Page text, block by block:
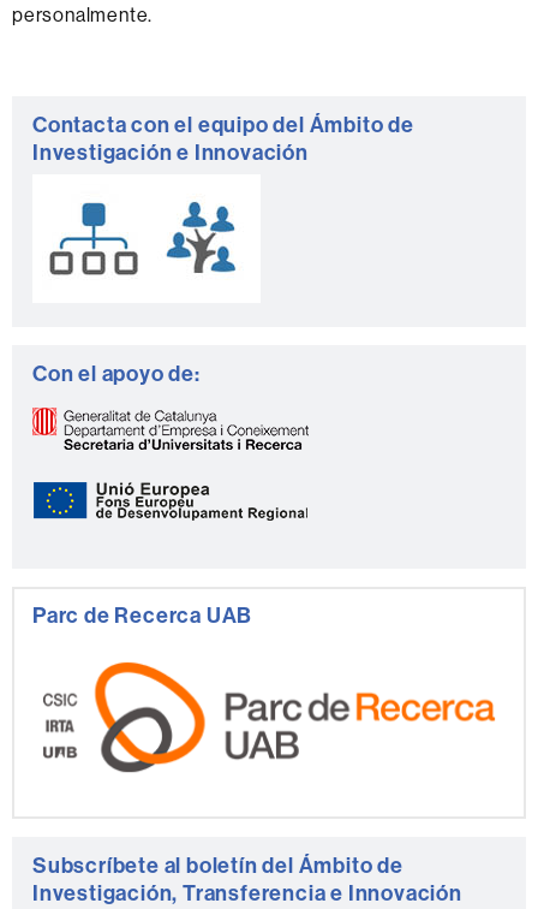
personalmente.
Información
complementaria
Contacta con el equipo del Ámbito de
Investigación e Innovación
Con el apoyo de:
Parc de Recerca UAB
Subscríbete al boletín del Ámbito de
Investigación, Transferencia e Innovación